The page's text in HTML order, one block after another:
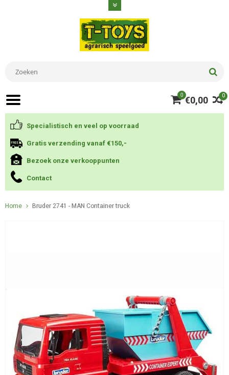
0
0 €0,00
Specialistisch en veel op voorraad
Gratis verzending vanaf €150,-
Bezoek onze verkooppunten
Contact
Home Bruder 2741 - MAN Container truck